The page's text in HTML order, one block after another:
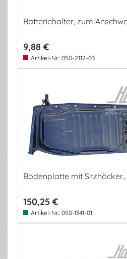
Batteriehalter, zum
9,88 €
Artikel-Nr.: 050-2112-03
Bodenplatte mit
150,25 €
Artikel-Nr.: 050-1341-01